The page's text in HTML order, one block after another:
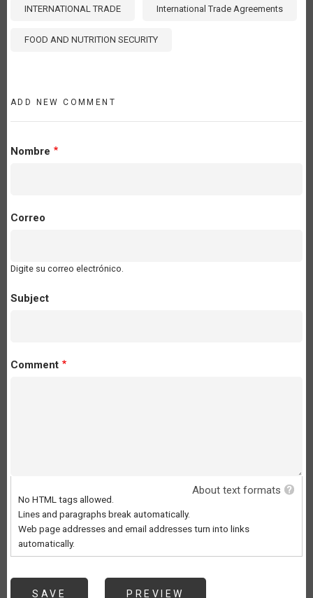
INTERNATIONAL TRADE International Trade Agreements
FOOD AND NUTRITION SECURITY
ADD NEW COMMENT
Nombre
Correo
Digite su correo electrónico.
Subject
Comment
About text formats
No HTML tags allowed.
Lines and paragraphs break automatically.
Web page addresses and email addresses turn into links
automatically.